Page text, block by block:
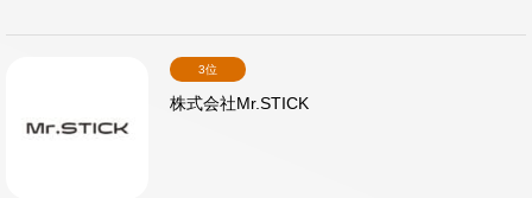
3位
株式会社Mr.STICK